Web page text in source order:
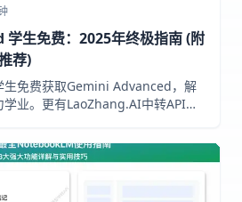
生免费：2025年终极指南 (附
荐)
生免费获取Gemini Advanced，解
业。更有LaoZhang.AI中转API，